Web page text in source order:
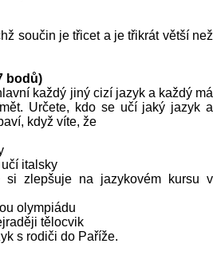
součin je třicet a je třikrát větší než
bodů)
každý jiný cizí jazyk a každý má
Určete, kdo se učí jaký jazyk a
když víte, že
italsky
zlepšuje na jazykovém kursu v
olympiádu
tělocvik
s rodiči do Paříže.